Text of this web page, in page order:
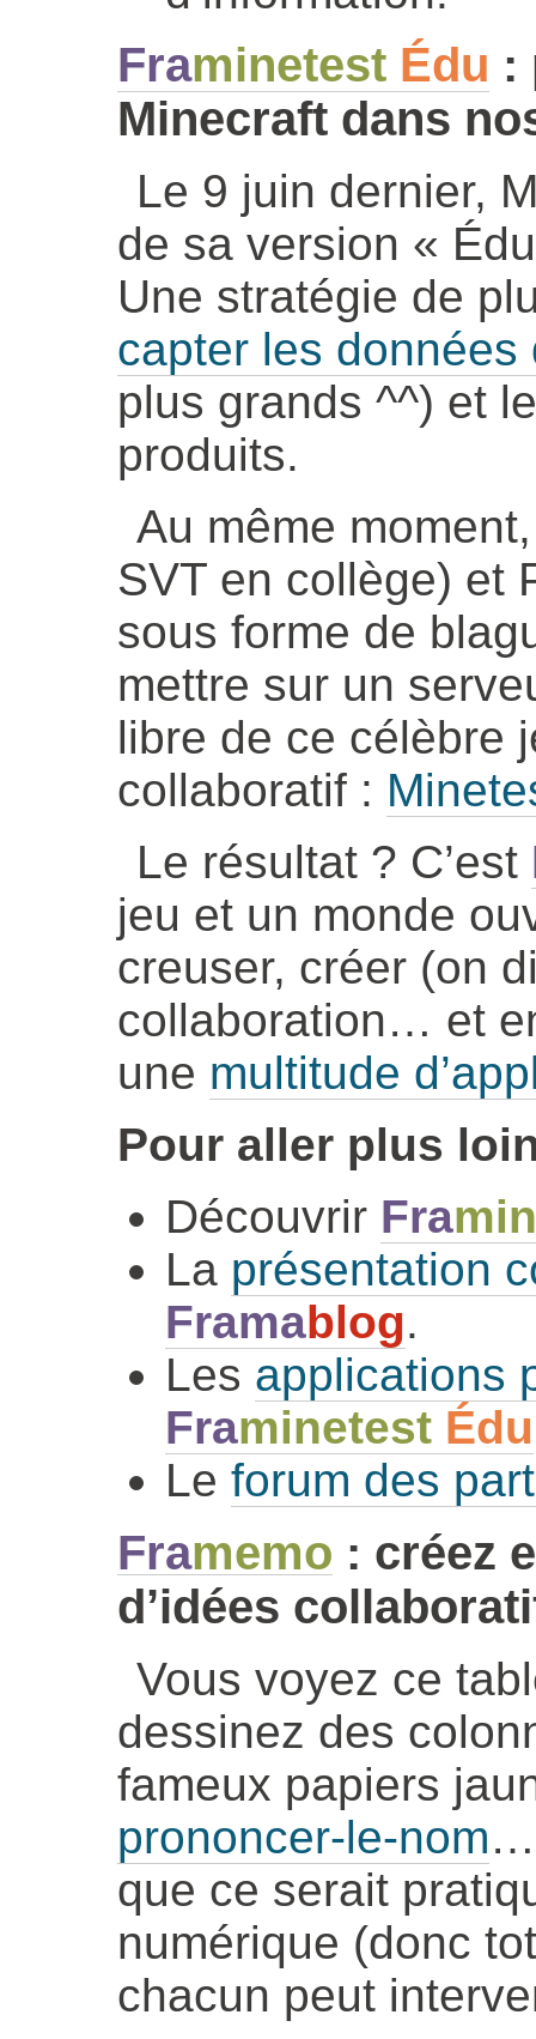
Framinetest Édu :
Minecraft dans
Le 9 juin dernier,
de sa version «
Une stratégie de
capter les données
plus grands ^^) et
produits.
Au même
SVT en collège) et
sous forme de
mettre sur un
libre de ce célèbre
collaboratif :
Le résultat ? C’est
jeu et un monde
creuser, créer (on
collaboration… et
une multitude
Pour aller plus
Découvrir Fra
La présentation
Framablog.
Les applications
Framinetest Édu
Le forum des
Framemo : créez
d’idées
Vous voyez ce
dessinez des
fameux papiers
prononcer-le-nom
que ce serait
numérique (donc
chacun peut